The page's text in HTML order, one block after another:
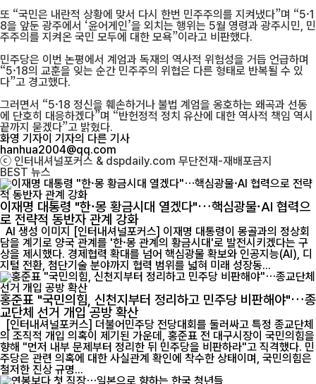
또 “국민은 내란적 상황에 맞서 다시 한번 민주주의를 지켜냈다”며 “5·1
8을 앞둔 광주에서 ‘윤어게인’을 외치는 행위는 5월 영령과 광주시민, 민
주주의를 지켜온 국민 모두에 대한 모욕”이라고 비판했다.
민주당은 이번 논평에서 계엄과 독재의 역사적 위험성을 거듭 언급하며
“5·18의 교훈을 잊는 순간 민주주의 위협은 다른 형태로 반복될 수 있
다”고 경고했다.
그러면서 “5·18 정신을 훼손하거나 불법 계엄을 옹호하는 왜곡과 선동
에 단호히 대응하겠다”며 “반헌정적 정치 유산에 대한 역사적 책임 역시
끝까지 묻겠다”고 밝혔다.
화영 기자이 기자의 다른 기사
hanhua2004@qq.com
ⓒ 인터내셔널포커스 & dspdaily.com 무단전재-재배포금지
BEST 뉴스
이재명 대통령 "한·몽 황금시대 열겠다"…핵심광물·AI 협력으
로 전략적 동반자 관계 강화
담을 계기로 양국 관계를 '한·몽 관계의 황금시대'로 발전시키겠다는 구
상을 제시했다. 경제협력 확대를 넘어 핵심광물 확보와 인공지능(AI), 디
지털 전환, 첨단기술 분야까지 협력 범위를 넓혀 미래 성장동...
홍준표 "국민의힘, 신천지부터 정리하고 민주당 비판해야"…종
교단체 선거 개입 공방 확산
[인터내셔널포커스] 더불어민주당 전당대회를 둘러싸고 특정 종교단체
의 조직적 개입 의혹이 제기된 가운데, 홍준표 전 대구시장이 국민의힘을
향해 "먼저 내부 문제부터 정리한 뒤 민주당을 비판하라"고 직격했다. 민
주당은 관련 의혹에 대한 사실관계 확인에 착수한 상태이며, 국민의힘은
철저한 진상 규명...